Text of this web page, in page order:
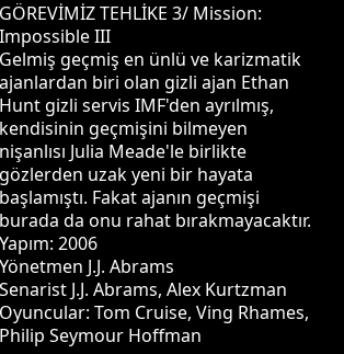
GÖREVİMİZ TEHLİKE 3/ Mission:
Impossible III
Gelmiş geçmiş en ünlü ve karizmatik
ajanlardan biri olan gizli ajan Ethan
Hunt gizli servis IMF'den ayrılmış,
kendisinin geçmişini bilmeyen
nişanlısı Julia Meade'le birlikte
gözlerden uzak yeni bir hayata
başlamıştı. Fakat ajanın geçmişi
burada da onu rahat bırakmayacaktır.
Yapım: 2006
Yönetmen J.J. Abrams
Senarist J.J. Abrams, Alex Kurtzman
Oyuncular: Tom Cruise, Ving Rhames,
Philip Seymour Hoffman